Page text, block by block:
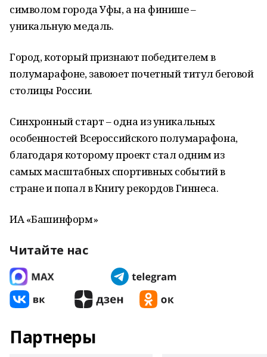
символом города Уфы, а на финише –
уникальную медаль.
Город, который признают победителем в
полумарафоне, завоюет почетный титул беговой
столицы России.
Синхронный старт – одна из уникальных
особенностей Всероссийского полумарафона,
благодаря которому проект стал одним из
самых масштабных спортивных событий в
стране и попал в Книгу рекордов Гиннеса.
ИА «Башинформ»
Читайте нас
Партнеры